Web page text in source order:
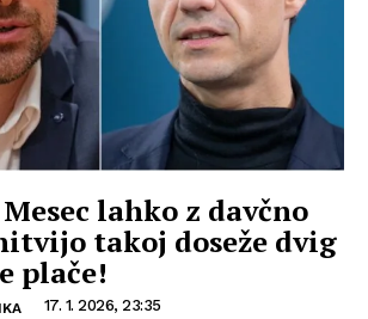
lahko z davčno
takoj doseže dvig
plače!
17. 1. 2026, 23:35